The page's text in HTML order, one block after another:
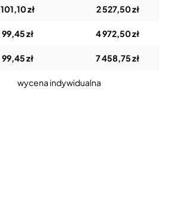
101,10 zł 2 527,50 zł
99,45 zł 4 972,50 zł
99,45 zł 7 458,75 zł
wycena indywidualna